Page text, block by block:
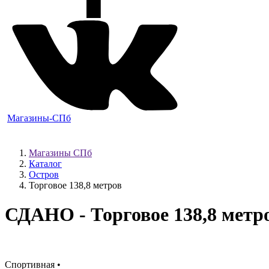
Магазины-СПб
Магазины СПб
Каталог
Остров
Торговое 138,8 метров
СДАНО - Торговое 138,8
Спортивная •